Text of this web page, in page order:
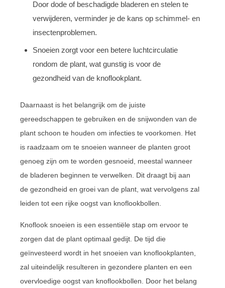
Door dode of beschadigde bladeren en stelen te
verwijderen, verminder je de kans op schimmel- en
insectenproblemen.
Snoeien zorgt voor een betere luchtcirculatie
rondom de plant, wat gunstig is voor de
gezondheid van de knoflookplant.
Daarnaast is het belangrijk om de juiste
gereedschappen te gebruiken en de snijwonden van de
plant schoon te houden om infecties te voorkomen. Het
is raadzaam om te snoeien wanneer de planten groot
genoeg zijn om te worden gesnoeid, meestal wanneer
de bladeren beginnen te verwelken. Dit draagt bij aan
de gezondheid en groei van de plant, wat vervolgens zal
leiden tot een rijke oogst van knoflookbollen.
Knoflook snoeien is een essentiële stap om ervoor te
zorgen dat de plant optimaal gedijt. De tijd die
geïnvesteerd wordt in het snoeien van knoflookplanten,
zal uiteindelijk resulteren in gezondere planten en een
overvloedige oogst van knoflookbollen. Door het belang